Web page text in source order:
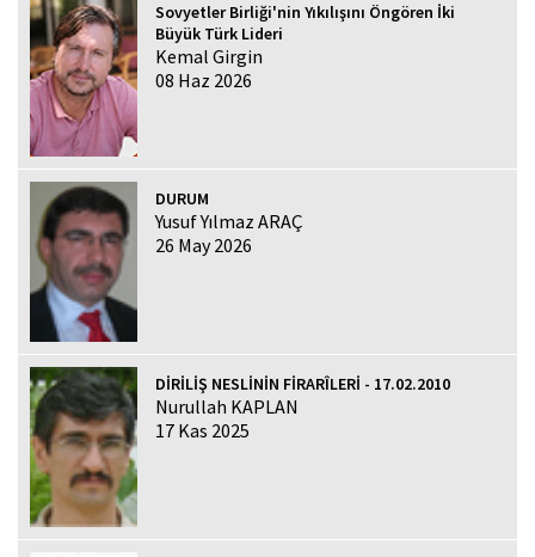
Sovyetler Birliği'nin Yıkılışını Öngören İki
Büyük Türk Lideri
Kemal Girgin
08 Haz 2026
DURUM
Yusuf Yılmaz ARAÇ
26 May 2026
DİRİLİŞ NESLİNİN FİRARÎLERİ - 17.02.2010
Nurullah KAPLAN
17 Kas 2025